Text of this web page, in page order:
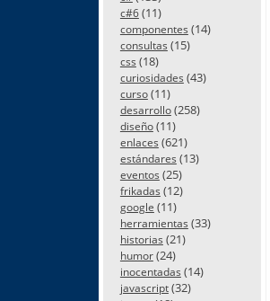
c#6(11)
componentes (14)
consultas (15)
css (18)
curiosidades (43)
curso(11)
desarrollo(258)
diseño(11)
enlaces (621)
estándares (13)
eventos (25)
frikadas (12)
google (11)
herramientas (33)
historias (21)
humor(24)
inocentadas (14)
javascript(32)